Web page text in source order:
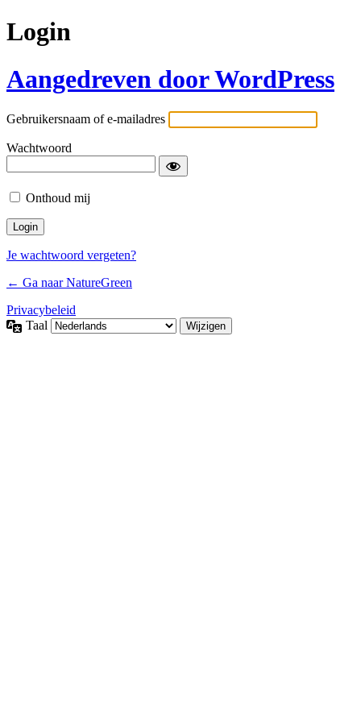
Login
Aangedreven door WordPress
Gebruikersnaam of e-mailadres
Wachtwoord
Onthoud mij
Je wachtwoord vergeten?
← Ga naar NatureGreen
Privacybeleid
Taal